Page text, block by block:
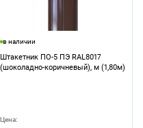
в наличии
Штакетник ПО-5 ПЭ RAL8017
(шоколадно-коричневый), м (1,80м)
Цена: